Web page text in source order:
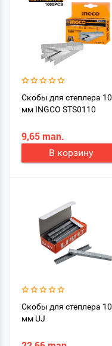
Скобы для степлера 10
мм INGCO STS0110
9,65 man.
В корзину
Скобы для степлера 10
мм UJ